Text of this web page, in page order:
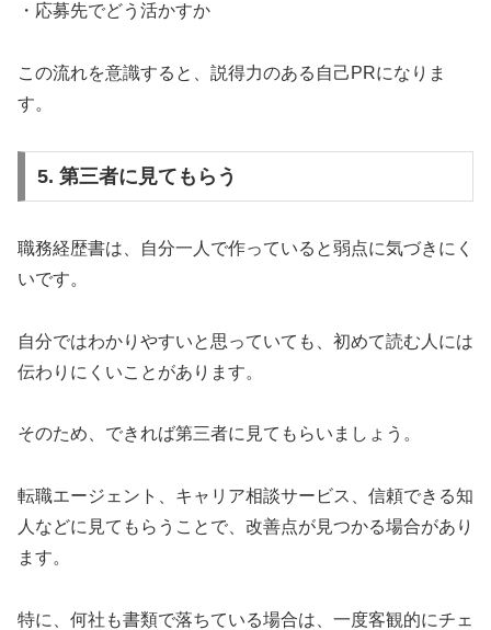
・応募先でどう活かすか
この流れを意識すると、説得力のある自己PRになりま
す。
5. 第三者に見てもらう
職務経歴書は、自分一人で作っていると弱点に気づきにく
いです。
自分ではわかりやすいと思っていても、初めて読む人には
伝わりにくいことがあります。
そのため、できれば第三者に見てもらいましょう。
転職エージェント、キャリア相談サービス、信頼できる知
人などに見てもらうことで、改善点が見つかる場合があり
ます。
特に、何社も書類で落ちている場合は、一度客観的にチェ